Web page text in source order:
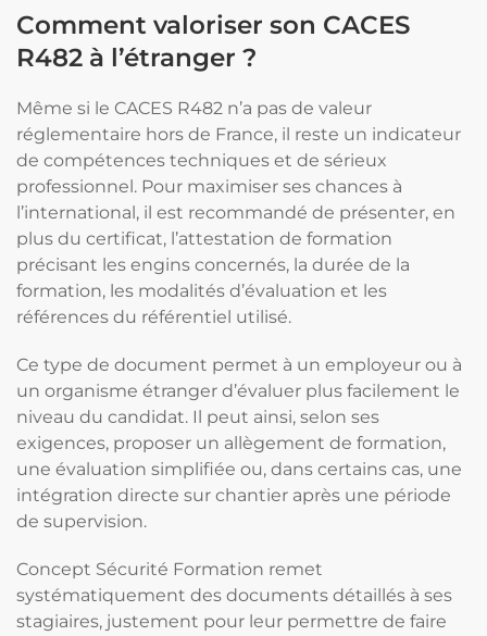
Comment valoriser son CACES
R482 à l’étranger ?
Même si le CACES R482 n’a pas de valeur
réglementaire hors de France, il reste un indicateur
de compétences techniques et de sérieux
professionnel. Pour maximiser ses chances à
l’international, il est recommandé de présenter, en
plus du certificat, l’attestation de formation
précisant les engins concernés, la durée de la
formation, les modalités d’évaluation et les
références du référentiel utilisé.
Ce type de document permet à un employeur ou à
un organisme étranger d’évaluer plus facilement le
niveau du candidat. Il peut ainsi, selon ses
exigences, proposer un allègement de formation,
une évaluation simplifiée ou, dans certains cas, une
intégration directe sur chantier après une période
de supervision.
Concept Sécurité Formation remet
systématiquement des documents détaillés à ses
stagiaires, justement pour leur permettre de faire